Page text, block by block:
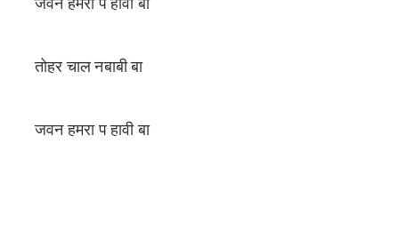
तोहर चाल नबाबी बा
जवन हमरा प हावी बा